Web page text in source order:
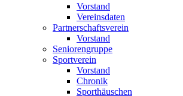
Vorstand
Vereinsdaten
Partnerschaftsverein
Vorstand
Seniorengruppe
Sportverein
Vorstand
Chronik
Sporthäuschen